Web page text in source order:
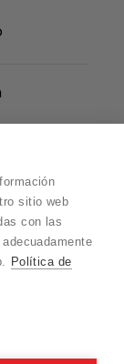
sitio web
con las
Política de
que
es de